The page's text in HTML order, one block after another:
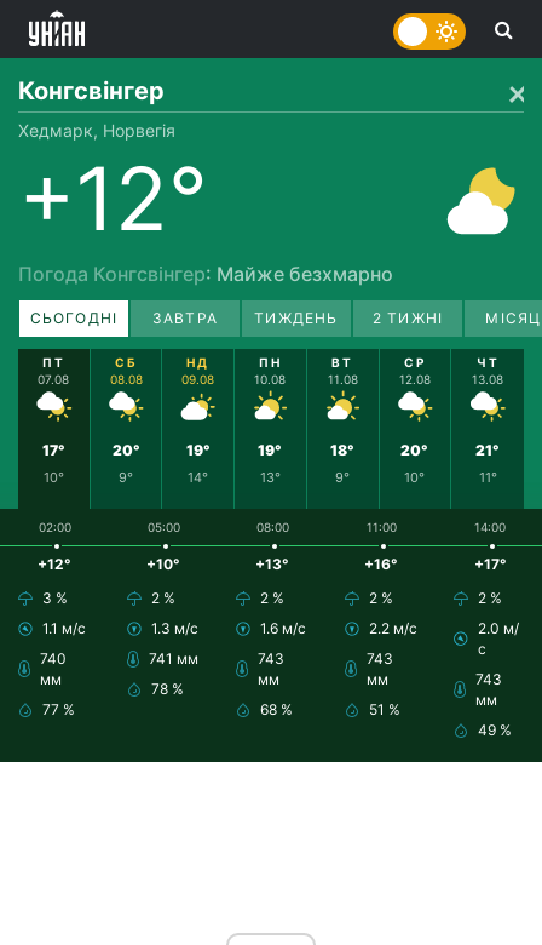
Конгсвінгер
Хедмарк, Норвегія
+12°
Погода Конгсвінгер: Майже безхмарно
СЬОГОДНІ ЗАВТРА ТИЖДЕНЬ 2 ТИЖНІ
ПТ
07.08
17°
10°
СБ
08.08
20°
9°
НД
09.08
19°
14°
ПН
10.08
19°
13°
ВТ
11.08
18°
9°
СР
12.08
20°
10°
ЧТ
13.08
21°
11°
02:00
+12°
3 %
1.1 м/с
740
мм
77 %
05:00
+10°
2 %
1.3 м/с
741 мм
78 %
08:00
+13°
2 %
1.6 м/с
743
мм
68 %
11:00
+16°
2 %
2.2 м/с
743
мм
51 %
14:00
+17°
2 %
2.0 м/
с
743
мм
49 %